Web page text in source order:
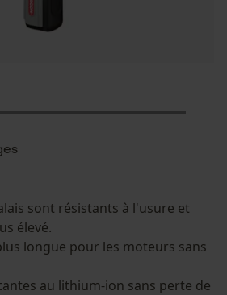
sont résistants à l'usure et
élevé.
longue pour les moteurs sans
au lithium-ion sans perte de